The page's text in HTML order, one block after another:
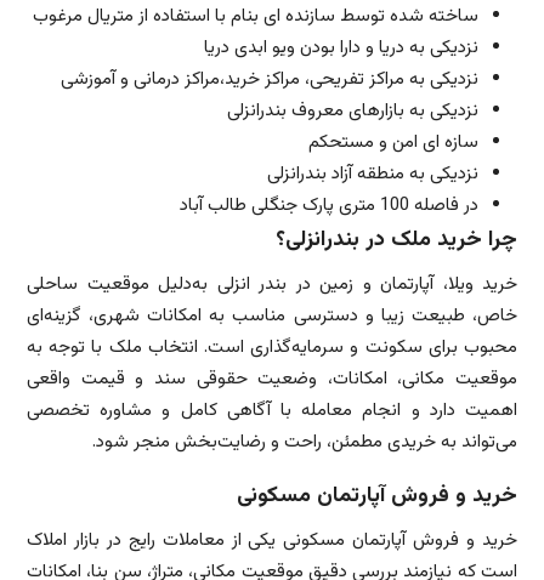
ساخته شده توسط سازنده ای بنام با استفاده از متریال مرغوب
نزدیکی به دریا و دارا بودن ویو ابدی دریا
نزدیکی به مراکز تفریحی، مراکز خرید،مراکز درمانی و آموزشی
نزدیکی به بازارهای معروف بندرانزلی
سازه ای امن و مستحکم
نزدیکی به منطقه آزاد بندرانزلی
در فاصله 100 متری پارک جنگلی طالب آباد
چرا خرید ملک در بندرانزلی؟
خرید ویلا، آپارتمان و زمین در بندر انزلی به‌دلیل موقعیت ساحلی
خاص، طبیعت زیبا و دسترسی مناسب به امکانات شهری، گزینه‌ای
محبوب برای سکونت و سرمایه‌گذاری است. انتخاب ملک با توجه به
موقعیت مکانی، امکانات، وضعیت حقوقی سند و قیمت واقعی
اهمیت دارد و انجام معامله با آگاهی کامل و مشاوره تخصصی
می‌تواند به خریدی مطمئن، راحت و رضایت‌بخش منجر شود.
خرید و فروش آپارتمان مسکونی
خرید و فروش آپارتمان مسکونی یکی از معاملات رایج در بازار املاک
است که نیازمند بررسی دقیق موقعیت مکانی، متراژ، سن بنا، امکانات